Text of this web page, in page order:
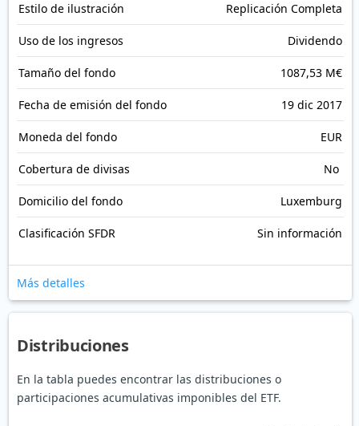
Estilo de ilustración Replicación Completa
Uso de los ingresos Dividendo
Tamaño del fondo 1087,53 M€
Fecha de emisión del fondo 19 dic 2017
Moneda del fondo EUR
Cobertura de divisas No
Domicilio del fondo Luxemburg
Clasificación SFDR Sin información
Más detalles
Distribuciones
En la tabla puedes encontrar las distribuciones o
participaciones acumulativas imponibles del ETF.